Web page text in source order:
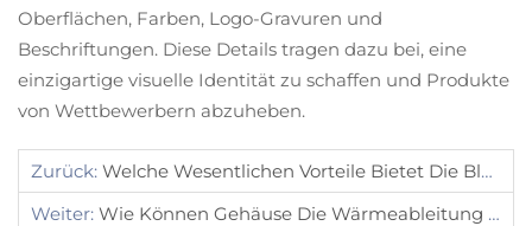
Oberflächen, Farben, Logo-Gravuren und
Beschriftungen. Diese Details tragen dazu bei, eine
einzigartige visuelle Identität zu schaffen und Produkte
von Wettbewerbern abzuheben.
Zurück: Welche Wesentlichen Vorteile Bietet Die Blechbearbeitung Für Kleine Geräte?
Weiter: Wie Können Gehäuse Die Wärmeableitung In Elektronischen Geräten Unterstützen?